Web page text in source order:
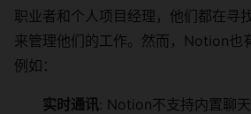
职业者和个人项目经理，他们都在寻
来管理他们的工作。然而，Notion也
例如：
实时通讯: Notion不支持内置聊